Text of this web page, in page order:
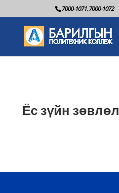
7000-1071, 7000-1072
Ёс зүйн зөвлөл